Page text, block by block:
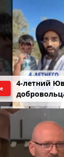
4-летний